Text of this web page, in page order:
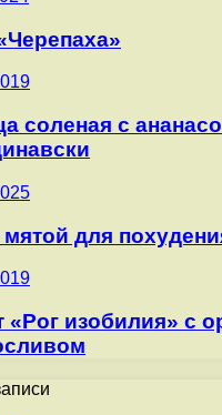
соленая с
для
«Рог изобилия» с